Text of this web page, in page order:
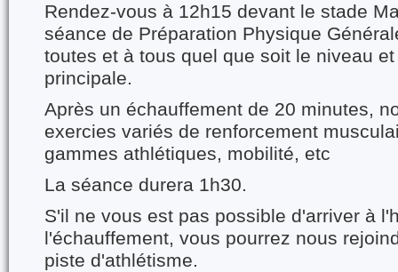
Rendez-vous à 12h15 devant le stade
séance de Préparation Physique
toutes et à tous quel que soit le niveau
principale.
Après un échauffement de 20 minutes,
exercies variés de renforcement
gammes athlétiques, mobilité, etc
La séance durera 1h30.
S'il ne vous est pas possible d'arriver à
l'échauffement, vous pourrez nous
piste d'athlétisme.